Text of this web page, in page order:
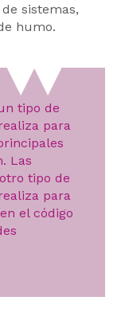
sistemas,
humo.
tipo de
para
Las
tipo de
para
el código